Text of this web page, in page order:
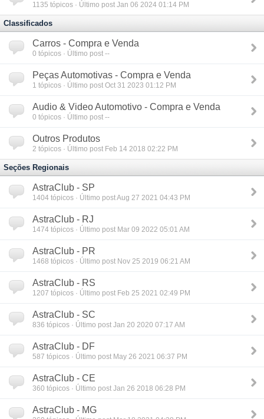
1135 tópicos · Último post Jan 06 2024 01:14 PM
Classificados
Carros - Compra e Venda
0 tópicos · Último post --
Peças Automotivas - Compra e Venda
1 tópicos · Último post Oct 31 2023 01:12 PM
Audio & Video Automotivo - Compra e Venda
0 tópicos · Último post --
Outros Produtos
2 tópicos · Último post Feb 14 2018 02:22 PM
Seções Regionais
AstraClub - SP
1404 tópicos · Último post Aug 27 2021 04:43 PM
AstraClub - RJ
1474 tópicos · Último post Mar 09 2022 05:01 AM
AstraClub - PR
1468 tópicos · Último post Nov 25 2019 06:21 AM
AstraClub - RS
1207 tópicos · Último post Feb 25 2021 02:49 PM
AstraClub - SC
836 tópicos · Último post Jan 20 2020 07:17 AM
AstraClub - DF
587 tópicos · Último post May 26 2021 06:37 PM
AstraClub - CE
360 tópicos · Último post Jan 26 2018 06:28 PM
AstraClub - MG